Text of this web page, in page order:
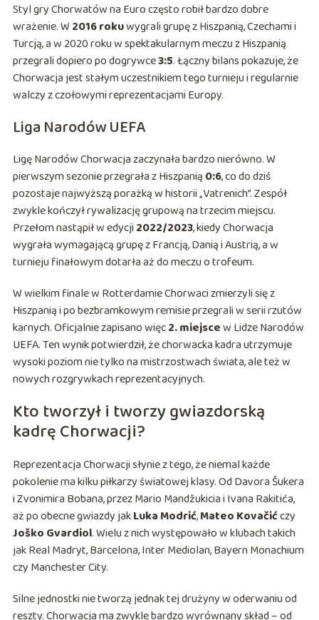
Styl gry Chorwatów na Euro często robił bardzo dobre
wrażenie. W 2016 rokuwygrali grupę z Hiszpanią, Czechami i
Turcją, a w 2020 roku w spektakularnym meczu z Hiszpanią
przegrali dopiero po dogrywce3:5. Łączny bilans pokazuje, że
Chorwacja jest stałym uczestnikiem tego turnieju i regularnie
walczy z czołowymi reprezentacjami Europy.
Liga Narodów UEFA
Ligę Narodów Chorwacja zaczynała bardzo nierówno. W
pierwszym sezonie przegrała z Hiszpanią 0:6, co do dziś
pozostaje najwyższą porażką w historii „Vatrenich”. Zespół
zwykle kończył rywalizację grupową na trzecim miejscu.
Przełom nastąpił w edycji 2022/2023, kiedy Chorwacja
wygrała wymagającą grupę z Francją, Danią i Austrią, a w
turnieju finałowym dotarła aż do meczu o trofeum.
W wielkim finale w Rotterdamie Chorwaci zmierzyli się z
Hiszpanią i po bezbramkowym remisie przegrali w serii rzutów
karnych. Oficjalnie zapisano więc2. miejscew Lidze Narodów
UEFA. Ten wynik potwierdził, że chorwacka kadra utrzymuje
wysoki poziom nie tylko na mistrzostwach świata, ale też w
nowych rozgrywkach reprezentacyjnych.
Kto tworzył i tworzy gwiazdorską
kadrę Chorwacji?
Reprezentacja Chorwacji słynie z tego, że niemal każde
pokolenie ma kilku piłkarzy światowej klasy. Od Davora Šukera
i Zvonimira Bobana, przez Mario Mandžukicia i Ivana Rakitića,
aż po obecne gwiazdy jakLuka Modrić,Mateo Kovačićczy
Joško Gvardiol. Wielu z nich występowało w klubach takich
jak Real Madryt, Barcelona, Inter Mediolan, Bayern Monachium
czy Manchester City.
Silne jednostki nie tworzą jednak tej drużyny w oderwaniu od
reszty. Chorwacja ma zwykle bardzo wyrównany skład – od